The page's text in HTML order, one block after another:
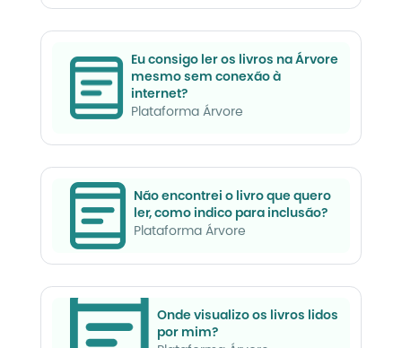
Eu consigo ler os livros na Árvore
mesmo sem conexão à
internet?
Plataforma Árvore
Não encontrei o livro que quero
ler, como indico para inclusão?
Plataforma Árvore
Onde visualizo os livros lidos
por mim?